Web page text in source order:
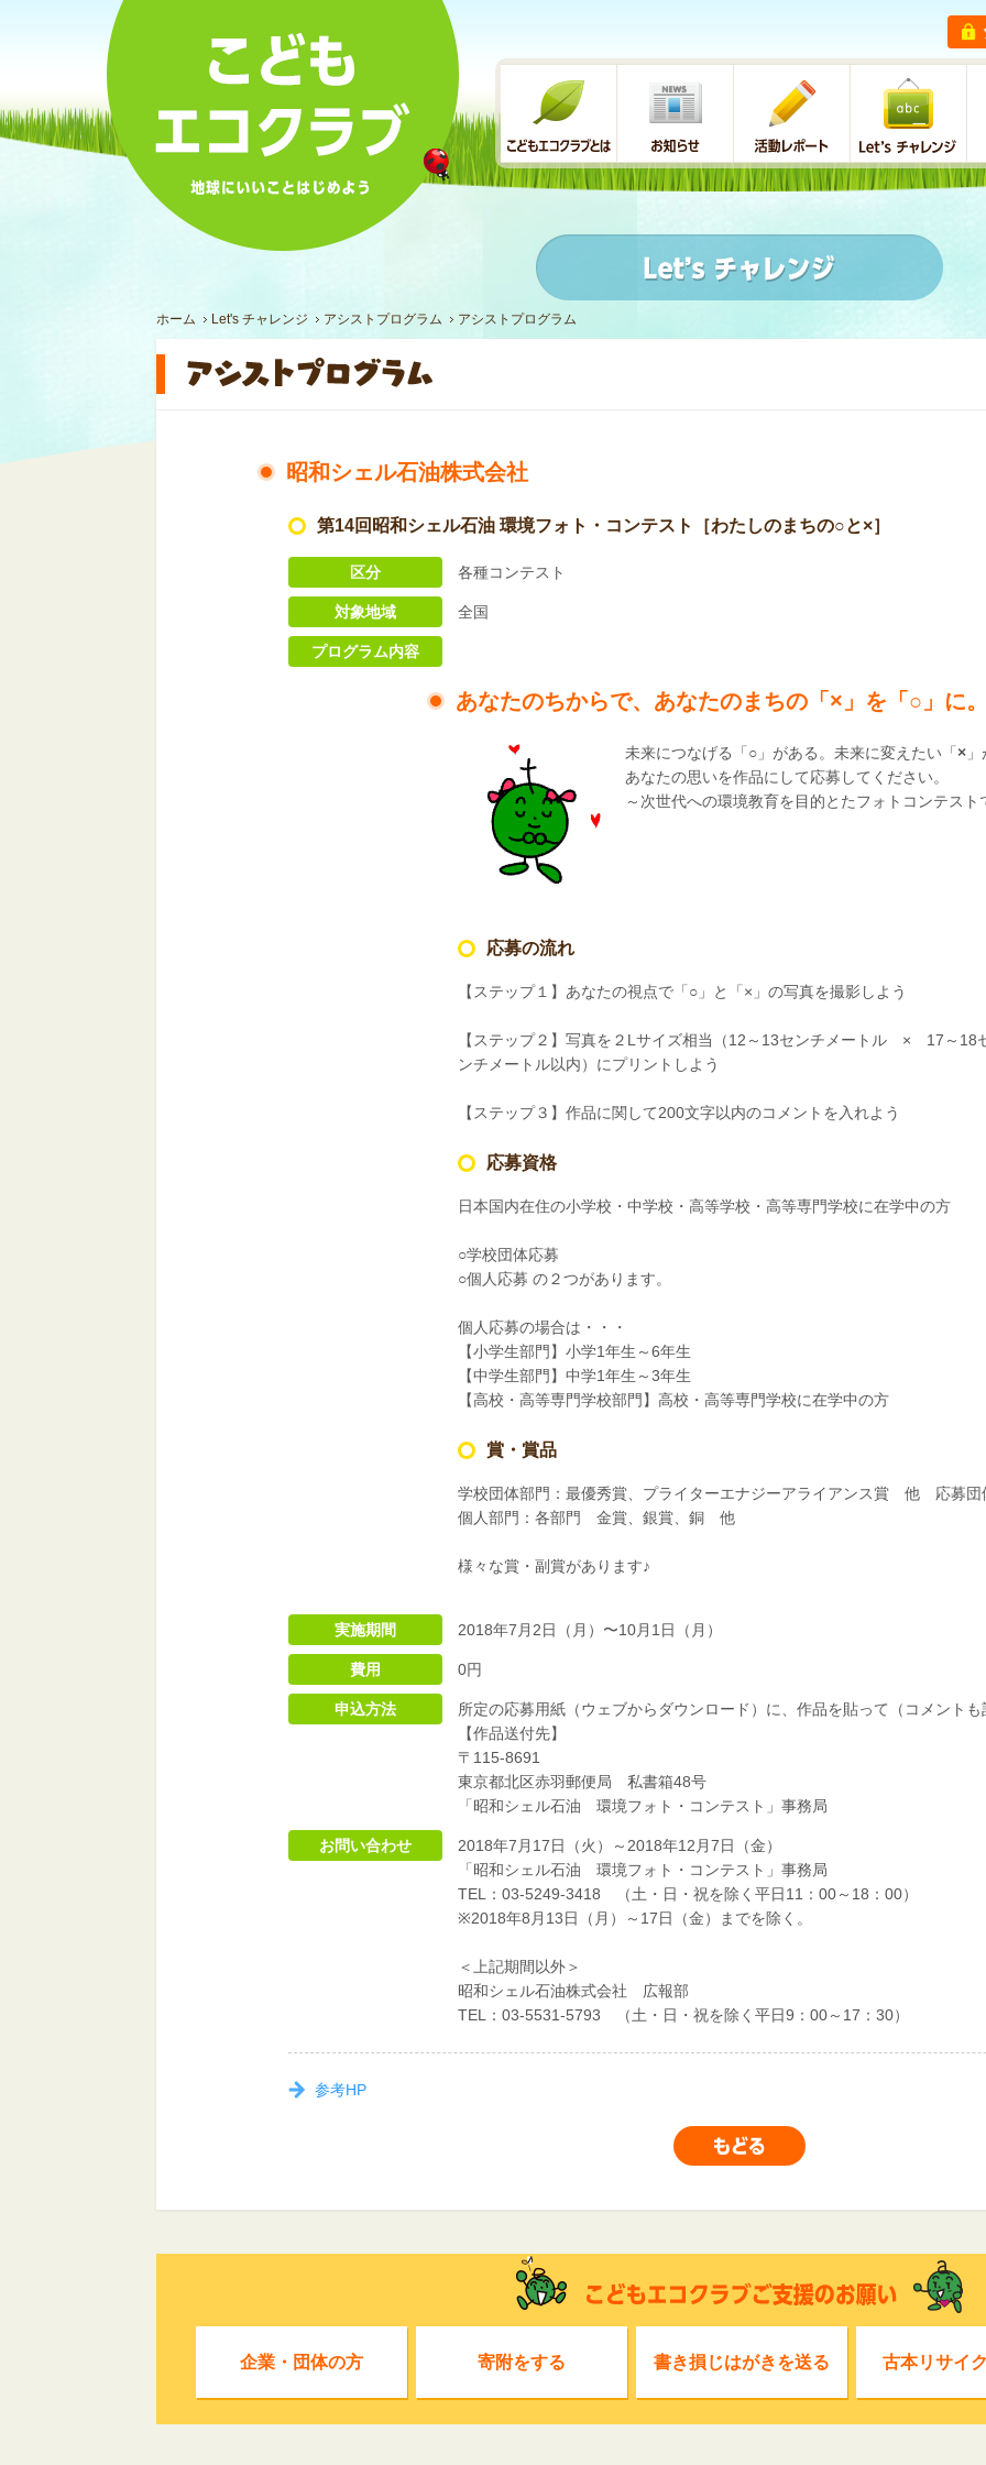
ホーム Let's チャレンジ アシストプログラム アシストプログラム
昭和シェル石油株式会社
第14回昭和シェル石油 環境フォト・コンテスト［わたしのまちの○と×］
区分 各種コンテスト
対象地域 全国
プログラム内容
あなたのちからで、あなたのまちの「×」を「○」に
未来につなげる「 ○ 」がある。未来に変えたい「 ×
あなたの思いを作品にして応募してください。
～次世代への環境教育を目的とたフォトコンテスト
応募の流れ
【ステップ１】あなたの視点で「○」と「×」の写真を撮影しよう
【ステップ２】写真を２Lサイズ相当（12～13センチメートル × 17～18
ンチメートル以内）にプリントしよう
【ステップ３】作品に関して200文字以内のコメントを入れよう
応募資格
日本国内在住の小学校・中学校・高等学校・高等専門学校に在学中の方
○学校団体応募
○個人応募 の２つがあります。
個人応募の場合は・・・
【小学生部門】小学1年生～6年生
【中学生部門】中学1年生～3年生
【高校・高等専門学校部門】高校・高等専門学校に在学中の方
賞・賞品
学校団体部門：最優秀賞、プライターエナジーアライアンス賞 他 応募団
個人部門：各部門 金賞、銀賞、銅 他
様々な賞・副賞があります♪
実施期間 2018年7月2日（月）〜10月1日（月）
費用 0円
申込方法
所定の応募用紙（ウェブからダウンロード）に、作品を貼って（コメント
【作品送付先】
〒115-8691
東京都北区赤羽郵便局 私書箱48号
「昭和シェル石油 環境フォト・コンテスト」事務局
お問い合わせ
2018年7月17日（火）～2018年12月7日（金）
「昭和シェル石油 環境フォト・コンテスト」事務局
TEL：03-5249-3418 （土・日・祝を除く平日11：00～18：00）
※2018年8月13日（月）～17日（金）までを除く。
＜上記期間以外＞
昭和シェル石油株式会社 広報部
TEL：03-5531-5793 （土・日・祝を除く平日9：00～17：30）
参考HP
企業・団体の方 寄附をする 書き損じはがきを送る 古本リサイ